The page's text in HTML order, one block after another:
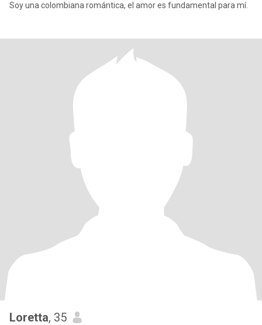
Soy una colombiana romántica, el amor es fundamental para mí.
Loretta, 35